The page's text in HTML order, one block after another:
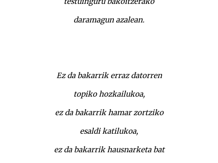
daramagun azalean.
Ez da bakarrik erraz datorren
topiko hozkailukoa,
ez da bakarrik hamar zortziko
esaldi katilukoa,
ez da bakarrik hausnarketa bat